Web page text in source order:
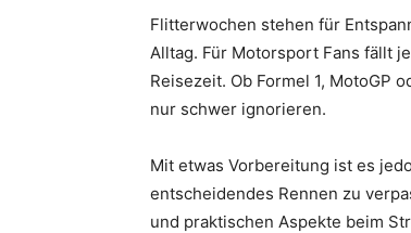
Flitterwochen stehen für
Alltag. Für Motorsport Fans fällt
Reisezeit. Ob Formel 1, MotoGP
nur schwer ignorieren.
Mit etwas Vorbereitung ist es
entscheidendes Rennen zu
und praktischen Aspekte beim